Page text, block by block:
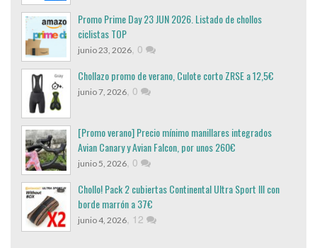
Promo Prime Day 23 JUN 2026. Listado de chollos
ciclistas TOP
junio 23, 2026, 0
Chollazo promo de verano, Culote corto ZRSE a 12,5€
junio 7, 2026, 0
[Promo verano] Precio mínimo manillares integrados
Avian Canary y Avian Falcon, por unos 260€
junio 5, 2026, 0
Chollo! Pack 2 cubiertas Continental Ultra Sport III con
borde marrón a 37€
junio 4, 2026, 12